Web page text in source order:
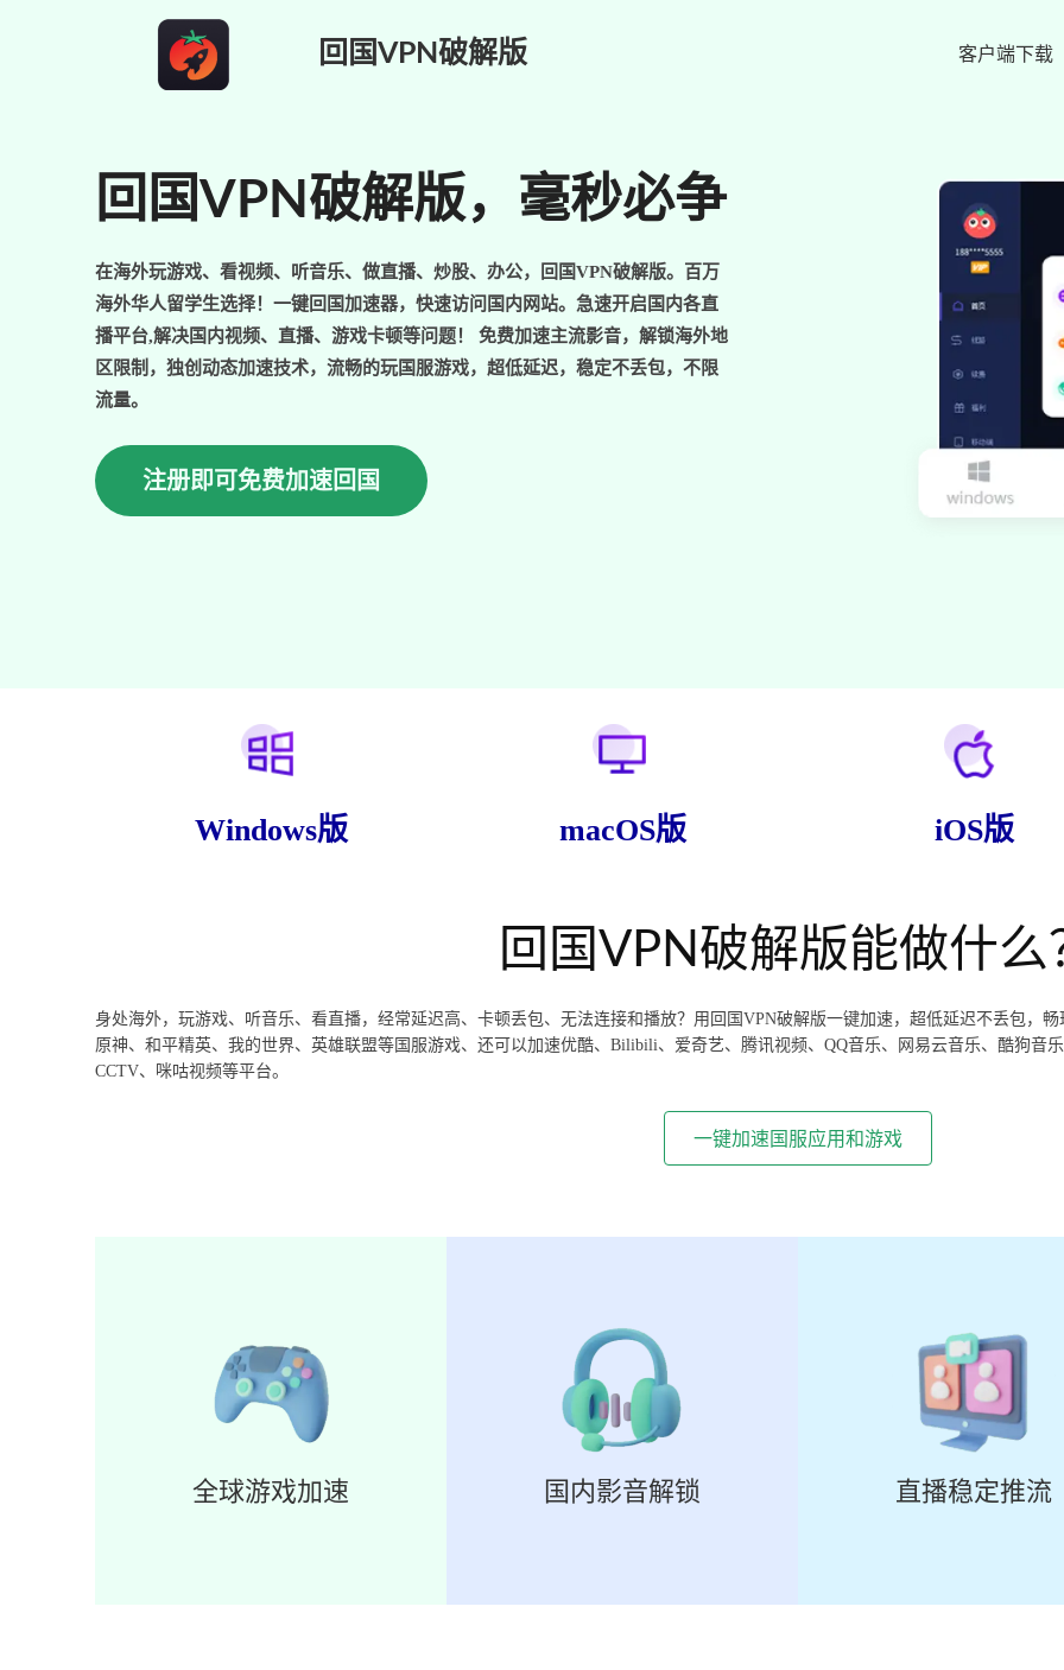
回国VPN破解版 客户端下载
回国VPN破解版，毫秒必争
在海外玩游戏、看视频、听音乐、做直播、炒股、办公，回国VPN破解版。百万
海外华人留学生选择！一键回国加速器，快速访问国内网站。急速开启国内各直
播平台,解决国内视频、直播、游戏卡顿等问题！ 免费加速主流影音，解锁海外地
区限制，独创动态加速技术，流畅的玩国服游戏，超低延迟，稳定不丢包，不限
流量。
注册即可免费加速回国
Windows版 macOS版 iOS版
回国VPN破解版能做什么
身处海外，玩游戏、听音乐、看直播，经常延迟高、卡顿丢包、无法连接和播放？用回国VPN破解版一键加速，超低延迟不丢包，
原神、和平精英、我的世界、英雄联盟等国服游戏、还可以加速优酷、Bilibili、爱奇艺、腾讯视频、QQ音乐、网易云音乐、酷狗音
CCTV、咪咕视频等平台。
一键加速国服应用和游戏
全球游戏加速 国内影音解锁 直播稳定推流